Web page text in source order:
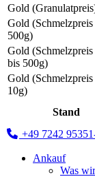
Gold
Gold (Schmelzpreis
500g)
Gold
bis 500g)
Gold (Schmelzpreis
10g)
Stand
+49 7242
Ankauf
Was